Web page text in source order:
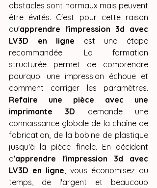
obstacles sont normaux mais peuvent
être évités. C'est pour cette raison
qu'apprendre l'impression 3d avec
LV3D en ligne est une étape
recommandée. La formation
structurée permet de comprendre
pourquoi une impression échoue et
Refaire une pièce avec une
imprimante 3D demande une
connaissance globale de la chaîne de
fabrication, de la bobine de plastique
jusqu'à la pièce finale. En décidant
d'apprendre l'impression 3d avec
LV3D en ligne, vous économisez du
temps, de l'argent et beaucoup